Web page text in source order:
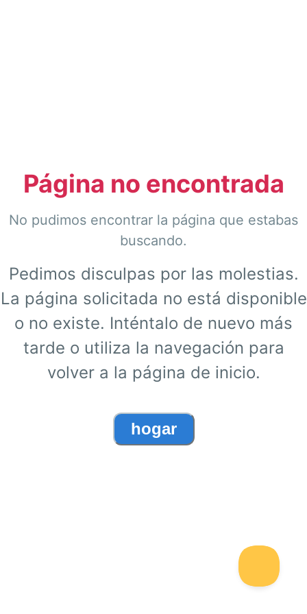
Página no encontrada
No pudimos encontrar la página que estabas
buscando.
Pedimos disculpas por las molestias.
La página solicitada no está disponible
o no existe. Inténtalo de nuevo más
tarde o utiliza la navegación para
volver a la página de inicio.
hogar